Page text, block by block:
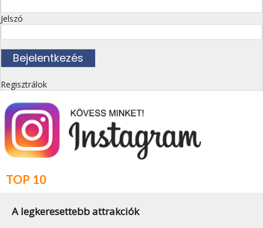
Jelszó
Regisztrálok
TOP 10
A legkeresettebb attrakciók